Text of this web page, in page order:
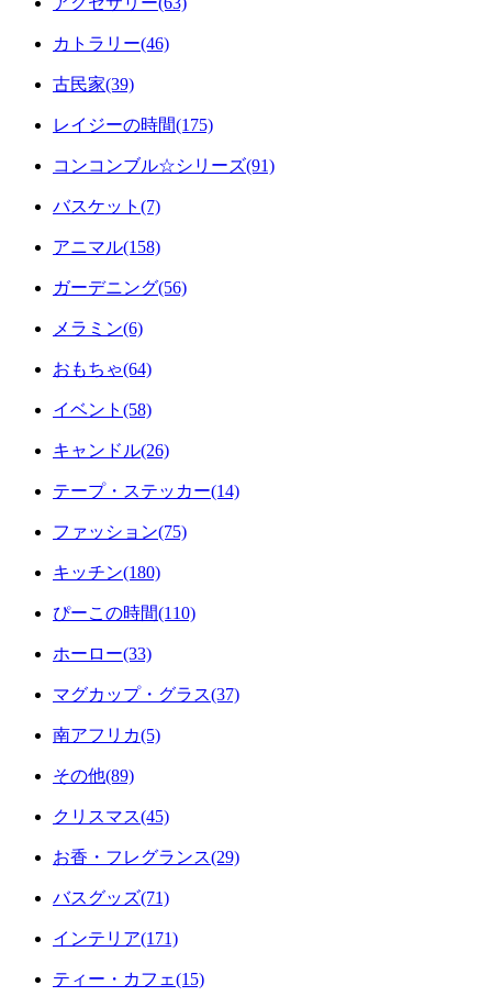
カトラリー(46)
古民家(39)
レイジーの時間(175)
コンコンブル☆シリーズ(91)
バスケット(7)
アニマル(158)
ガーデニング(56)
メラミン(6)
おもちゃ(64)
イベント(58)
キャンドル(26)
テープ・ステッカー(14)
ファッション(75)
キッチン(180)
ぴーこの時間(110)
ホーロー(33)
マグカップ・グラス(37)
南アフリカ(5)
その他(89)
クリスマス(45)
お香・フレグランス(29)
バスグッズ(71)
インテリア(171)
ティー・カフェ(15)